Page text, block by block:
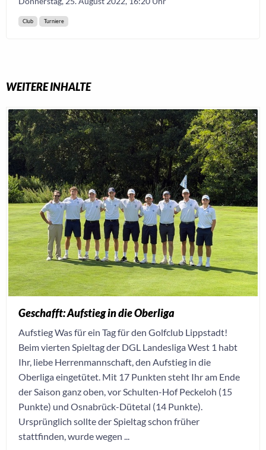
Club Turniere
WEITERE INHALTE
Geschafft: Aufstieg in die Oberliga
Aufstieg Was für ein Tag für den Golfclub Lippstadt!
Beim vierten Spieltag der DGL Landesliga West 1 habt
Ihr, liebe Herrenmannschaft, den Aufstieg in die
Oberliga eingetütet. Mit 17 Punkten steht Ihr am Ende
der Saison ganz oben, vor Schulten-Hof Peckeloh (15
Punkte) und Osnabrück-Dütetal (14 Punkte).
Ursprünglich sollte der Spieltag schon früher
stattfinden, wurde wegen ...